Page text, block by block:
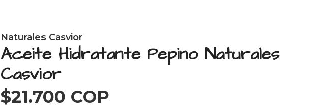
Naturales Casvior
Aceite Hidratante Pepino Naturales
Casvior
$21.700 COP